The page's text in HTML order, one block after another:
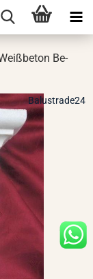
Be­
Balustrade24